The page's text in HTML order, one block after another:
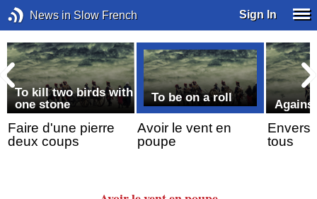
News in Slow French Sign In
To kill two birds with
one stone
Faire d'une pierre
deux coups
To be on a roll
Avoir le vent en
poupe
Envers
tous